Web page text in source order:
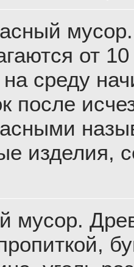
от
на среду
после
изделия,
мусор.